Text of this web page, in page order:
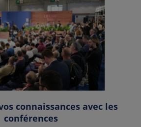
connaissances avec les
conférences